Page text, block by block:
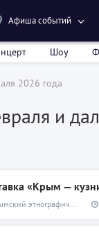
Афиша событий
Шоу
2026 года
и
«Крым —
этнографический музей